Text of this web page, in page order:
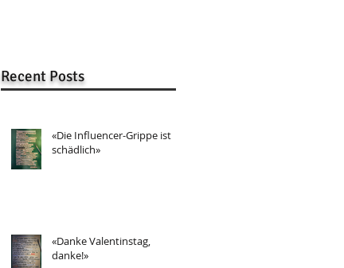
Recent Posts
«Die Influencer-Grippe ist
schädlich»
«Danke Valentinstag,
danke!»